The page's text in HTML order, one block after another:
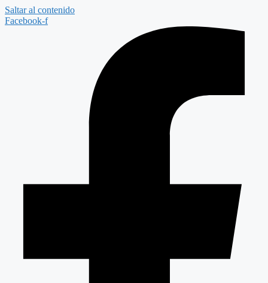
Saltar al contenido
Facebook-f